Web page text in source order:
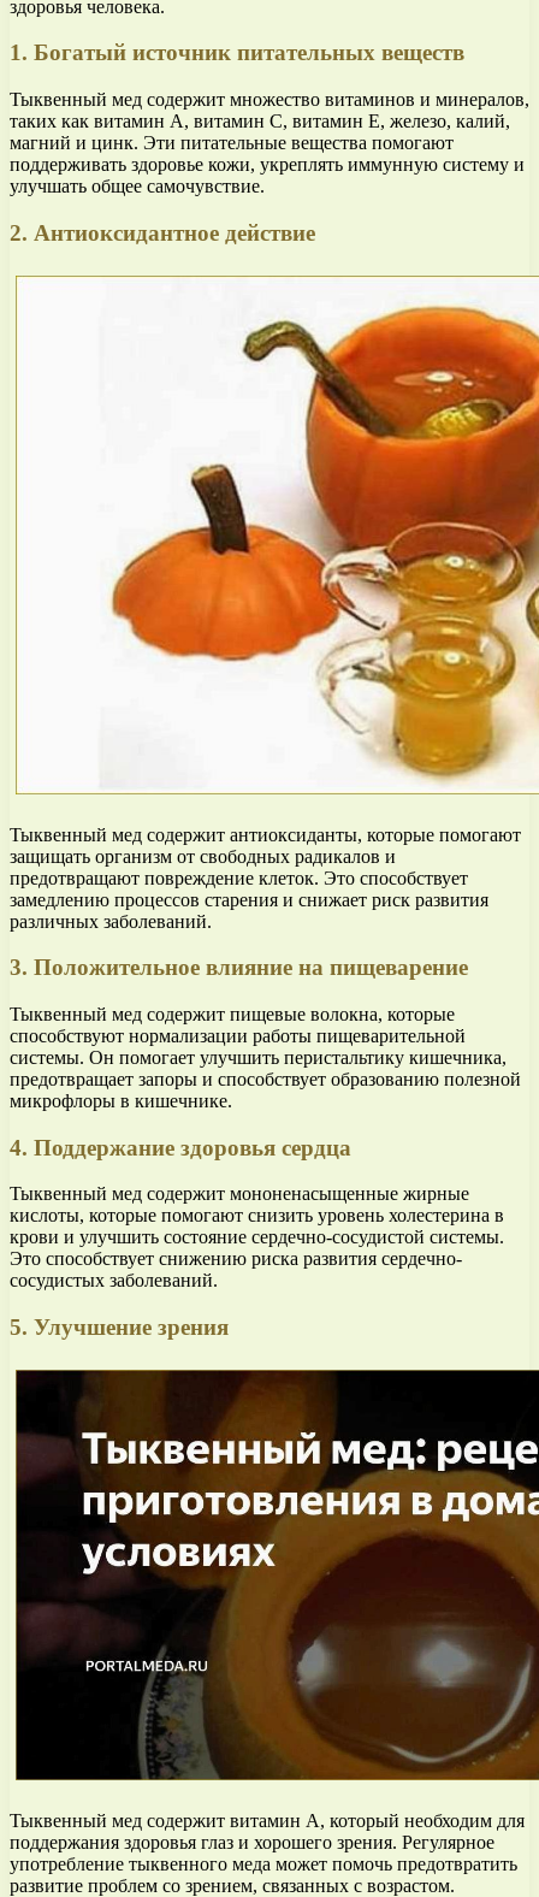
здоровья человека.
1. Богатый источник питательных веществ
Тыквенный мед содержит множество витаминов и минералов,
таких как витамин А, витамин С, витамин Е, железо, калий,
магний и цинк. Эти питательные вещества помогают
поддерживать здоровье кожи, укреплять иммунную систему и
улучшать общее самочувствие.
2. Антиоксидантное действие
Тыквенный мед содержит антиоксиданты, которые помогают
защищать организм от свободных радикалов и
предотвращают повреждение клеток. Это способствует
замедлению процессов старения и снижает риск развития
различных заболеваний.
3. Положительное влияние на пищеварение
Тыквенный мед содержит пищевые волокна, которые
способствуют нормализации работы пищеварительной
системы. Он помогает улучшить перистальтику кишечника,
предотвращает запоры и способствует образованию полезной
микрофлоры в кишечнике.
4. Поддержание здоровья сердца
Тыквенный мед содержит мононенасыщенные жирные
кислоты, которые помогают снизить уровень холестерина в
крови и улучшить состояние сердечно-сосудистой системы.
Это способствует снижению риска развития сердечно-
сосудистых заболеваний.
5. Улучшение зрения
Тыквенный мед содержит витамин А, который необходим для
поддержания здоровья глаз и хорошего зрения. Регулярное
употребление тыквенного меда может помочь предотвратить
развитие проблем со зрением, связанных с возрастом.